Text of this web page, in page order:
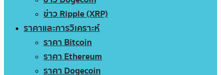
ข่าว Ripple (XRP)
ราคาและการวิเคราะห์
ราคา Bitcoin
ราคา Ethereum
ราคา Dogecoin